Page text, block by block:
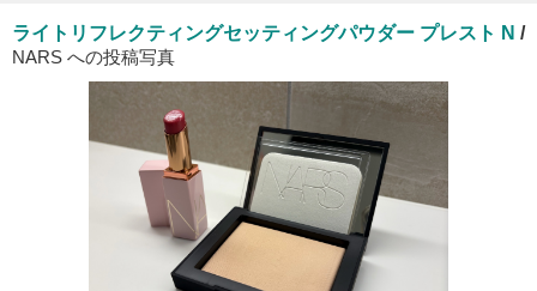
ライトリフレクティングセッティングパウダー プレスト N /
NARS への投稿写真